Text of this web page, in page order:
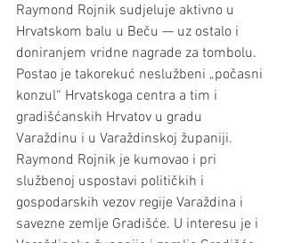
Raymond Rojnik sudjeluje aktivno u
Hrvatskom balu u Beču — uz ostalo i
doniranjem vridne nagrade za tombolu.
Postao je takorekuć neslužbeni „počasni
konzul“ Hrvatskoga centra a tim i
gradišćanskih Hrvatov u gradu
Varaždinu i u Varaždinskoj županiji.
Raymond Rojnik je kumovao i pri
službenoj uspostavi političkih i
gospodarskih vezov regije Varaždina i
savezne zemlje Gradišće. U interesu je i